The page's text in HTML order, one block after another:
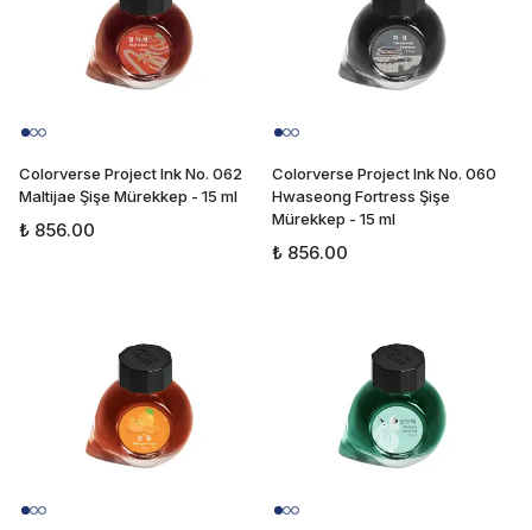
Colorverse Project Ink No. 062
Maltijae Şişe Mürekkep - 15 ml
₺ 856.00
Colorverse Project Ink No. 060
Hwaseong Fortress Şişe
Mürekkep - 15 ml
₺ 856.00